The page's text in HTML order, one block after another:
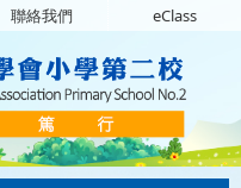
聯絡我們 eClass